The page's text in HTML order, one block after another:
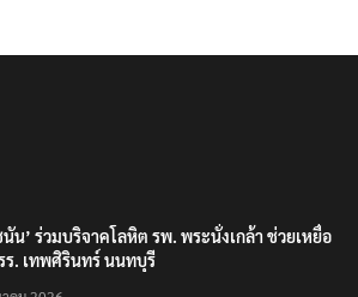
นัน’ ร่วมบริจาคโลหิต รพ. พระนั่งเกล้า ช่วยเหยื่อ
ร. เทพศิรินทร์ นนทบุรี